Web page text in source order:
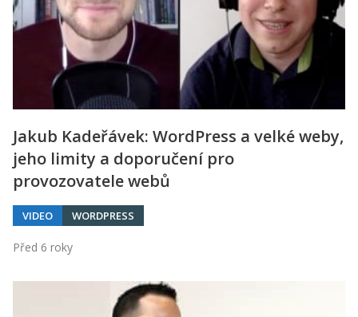
Jakub Kadeřávek: WordPress a velké weby,
jeho limity a doporučení pro
provozovatele webů
VIDEO WORDPRESS
Před 6 roky